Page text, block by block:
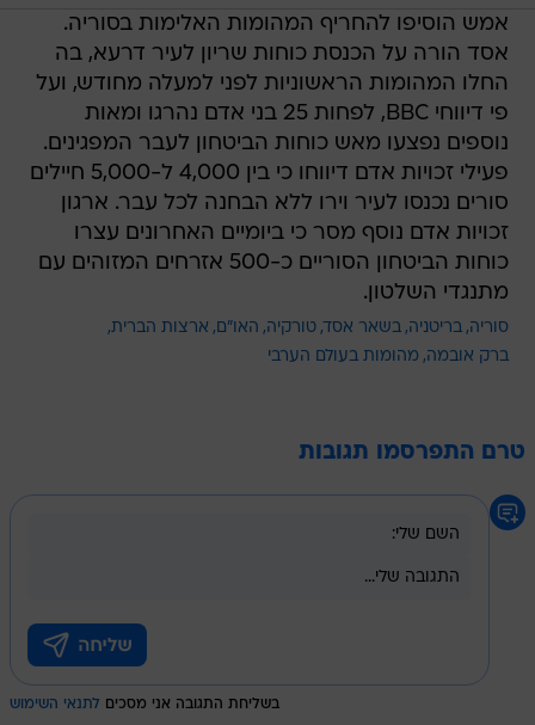
אמש הוסיפו להחריף המהומות האלימות בסוריה.
אסד הורה על הכנסת כוחות שריון לעיר דרעא, בה
החלו המהומות הראשוניות לפני למעלה מחודש, ועל
פי דיווחי BBC, לפחות 25 בני אדם נהרגו ומאות
נוספים נפצעו מאש כוחות הביטחון לעבר המפגינים.
פעילי זכויות אדם דיווחו כי בין 4,000 ל-5,000 חיילים
סורים נכנסו לעיר וירו ללא הבחנה לכל עבר. ארגון
זכויות אדם נוסף מסר כי ביומיים האחרונים עצרו
כוחות הביטחון הסוריים כ-500 אזרחים המזוהים עם
מתנגדי השלטון.
סוריה בריטניה בשאר אסד טורקיה האו"ם
ארצות הברית
ברק אובמה
מהומות בעולם הערבי
טרם התפרסמו תגובות
בשליחת התגובה אני מסכים לתנאי השימוש